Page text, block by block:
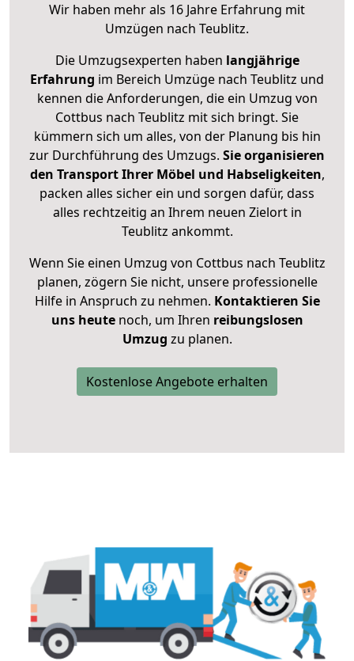
Wir haben mehr als 16 Jahre Erfahrung mit
Umzügen nach Teublitz.
Die Umzugsexperten haben langjährige
Erfahrung im Bereich Umzüge nach Teublitz und
kennen die Anforderungen, die ein Umzug von
Cottbus nach Teublitz mit sich bringt. Sie
kümmern sich um alles, von der Planung bis hin
zur Durchführung des Umzugs. Sie organisieren
den Transport Ihrer Möbel und Habseligkeiten,
packen alles sicher ein und sorgen dafür, dass
alles rechtzeitig an Ihrem neuen Zielort in
Teublitz ankommt.
Wenn Sie einen Umzug von Cottbus nach Teublitz
planen, zögern Sie nicht, unsere professionelle
Hilfe in Anspruch zu nehmen. Kontaktieren Sie
uns heutenoch, um Ihren reibungslosen
Umzug zu planen.
Kostenlose Angebote erhalten